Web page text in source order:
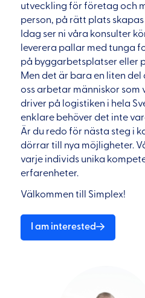
utveckling för företag och
person, på rätt plats
Idag ser ni våra konsulter
leverera pallar med tunga
på byggarbetsplatser eller
Men det är bara en liten del
oss arbetar människor som
driver på logistiken i hela
enklare behöver det inte
Är du redo för nästa steg i
dörrar till nya möjligheter.
varje individs unika
erfarenheter.
Välkommen till Simplex!
I am interested